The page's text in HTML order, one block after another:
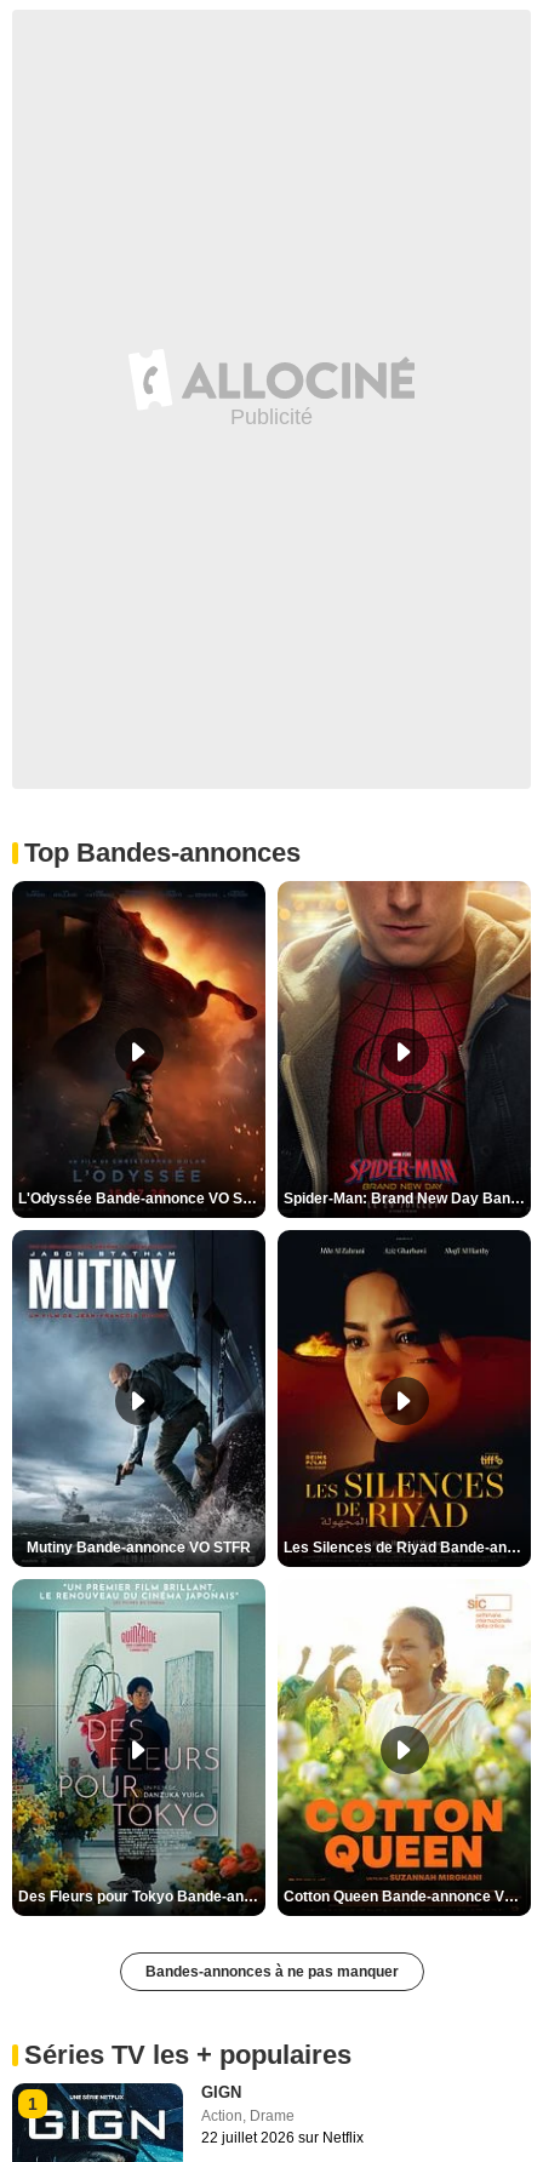
Top Bandes-annonces
L'Odyssée Bande-annonce VO STFR Spider-Man: Brand New Day Bande-annonce VO STFR
Mutiny Bande-annonce VO STFR Les Silences de Riyad Bande-annonce VO STFR
Des Fleurs pour Tokyo Bande-annonce VO STFR Cotton Queen Bande-annonce VO STFR
Bandes-annonces à ne pas manquer
Séries TV les + populaires
1
GIGN
Action Drame
22 juillet 2026 sur Netflix